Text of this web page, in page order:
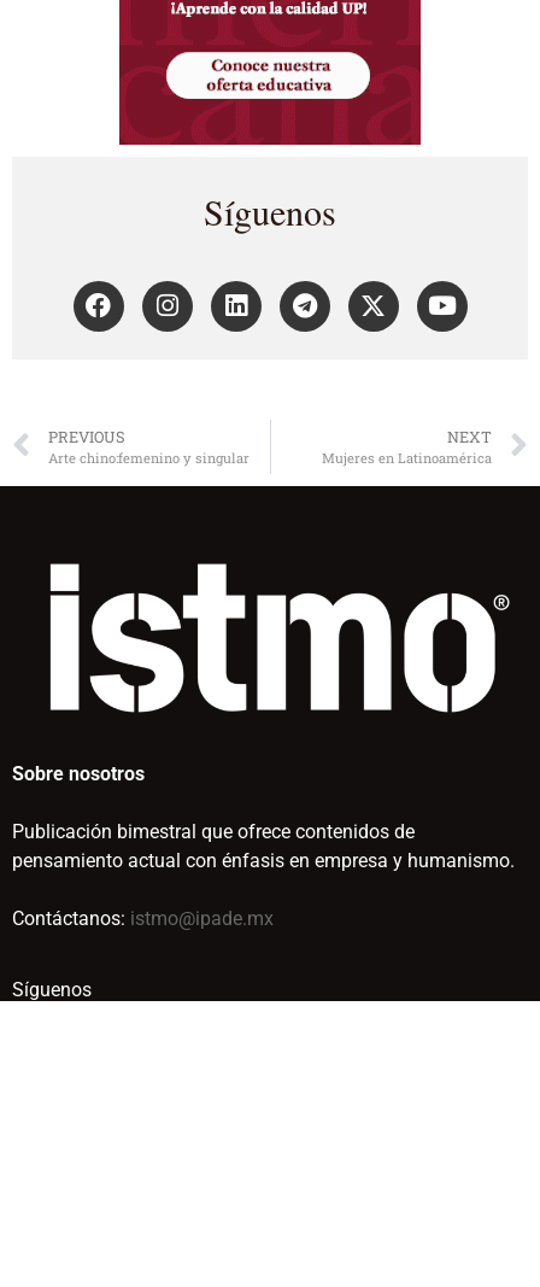
Síguenos
PREVIOUS
Arte chino:femenino y singular
NEXT
Mujeres en Latinoamérica
Sobre nosotros
Publicación bimestral que ofrece contenidos de
pensamiento actual con énfasis en empresa y humanismo.
Contáctanos: istmo@ipade.mx
Síguenos